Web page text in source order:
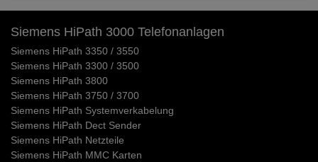
Siemens HiPath 3000 Telefonanlagen
Siemens HiPath 3350 / 3550
Siemens HiPath 3300 / 3500
Siemens HiPath 3800
Siemens HiPath 3750 / 3700
Siemens HiPath Systemverkabelung
Siemens HiPath Dect Sender
Siemens HiPath Netzteile
Siemens HiPath MMC Karten